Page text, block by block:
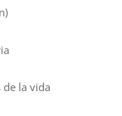
de la vida